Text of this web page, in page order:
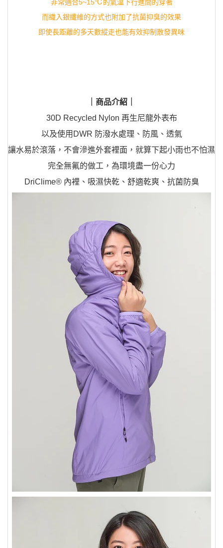
非常適合5~15℃的氣溫下行進間的穿著
而織入銀纖維的方式也附加了抗菌抑臭的效果
即使長距離的多天數縱走也能有效抑制散發異味
｜商品介紹｜
30D Recycled Nylon 再生尼龍外表布
以及使用DWR 防潑水處理、防風、透氣
讓水易於滾落，不會滲進外套裡面，就算下起小雨也不怕濕
完全無氟的做工，為環境盡一份心力
DriClime® 內裡、吸濕快乾、舒適乾爽、抗菌防臭